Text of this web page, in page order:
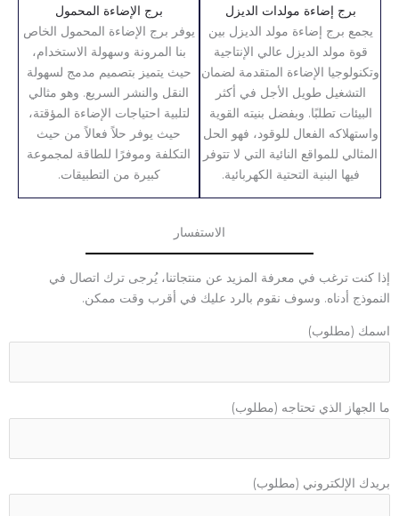
برج إضاءة مولدات الديزل
يجمع برج إضاءة مولد الديزل بين
قوة مولد الديزل عالي الإنتاجية
وتكنولوجيا الإضاءة المتقدمة لضمان
التشغيل طويل الأجل في أكثر
البيئات تطلبًا. وبفضل بنيته القوية
واستهلاكه الفعال للوقود، فهو الحل
المثالي للمواقع النائية التي لا تتوفر
فيها البنية التحتية الكهربائية.
برج الإضاءة المحمول
يوفر برج الإضاءة المحمول الخاص
بنا المرونة وسهولة الاستخدام،
حيث يتميز بتصميم مدمج لسهولة
النقل والنشر السريع. وهو مثالي
لتلبية احتياجات الإضاءة المؤقتة،
حيث يوفر حلاً فعالاً من حيث
التكلفة وموفرًا للطاقة لمجموعة
كبيرة من التطبيقات.
الاستفسار
إذا كنت ترغب في معرفة المزيد عن منتجاتنا، يُرجى ترك اتصال في
النموذج أدناه. وسوف نقوم بالرد عليك في أقرب وقت ممكن.
اسمك (مطلوب)
ما الجهاز الذي تحتاجه (مطلوب)
بريدك الإلكتروني (مطلوب)